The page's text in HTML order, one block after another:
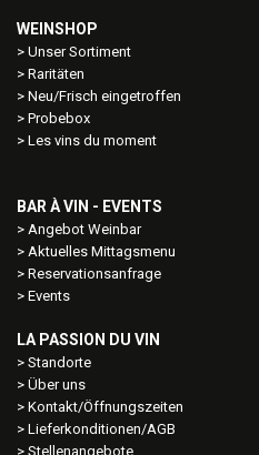
WEINSHOP
Unser Sortiment
Raritäten
Neu/Frisch eingetroffen
Probebox
Les vins du moment
BAR À VIN - EVENTS
Angebot Weinbar
Aktuelles Mittagsmenu
Reservationsanfrage
Events
LA PASSION DU VIN
Standorte
Über uns
Kontakt/Öffnungszeiten
Lieferkonditionen/AGB
Stellenangebote